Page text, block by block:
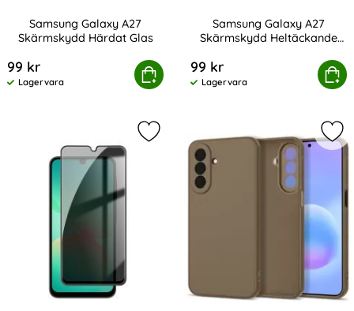
Samsung Galaxy A27
Skärmskydd Härdat Glas
99 kr
Tillgänglighet:
Lagervara
Köp
Samsung Galaxy A27 Skärmskydd Härdat Glas
Samsung Galaxy A27
Skärmskydd Heltäckande
99 kr
Tillgänglighet:
Lagervara
Köp
Samsung Galaxy A27
Markera samsung Galaxy A27